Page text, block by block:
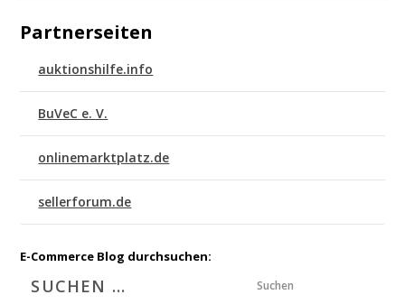
Partnerseiten
auktionshilfe.info
BuVeC e. V.
onlinemarktplatz.de
sellerforum.de
E-Commerce Blog durchsuchen:
Suchen